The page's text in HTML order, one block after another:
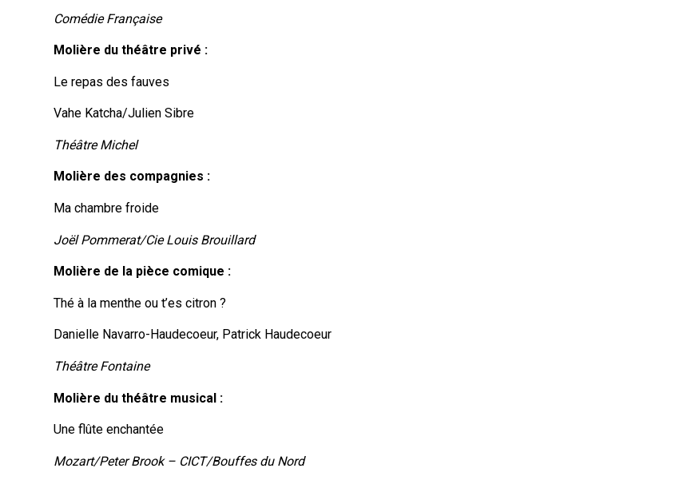
Comédie Française
Molière du théâtre privé :
Le repas des fauves
Vahe Katcha/Julien Sibre
Théâtre Michel
Molière des compagnies :
Ma chambre froide
Joël Pommerat/Cie Louis Brouillard
Molière de la pièce comique :
Thé à la menthe ou t’es citron ?
Danielle Navarro-Haudecoeur, Patrick Haudecoeur
Théâtre Fontaine
Molière du théâtre musical :
Une flûte enchantée
Mozart/Peter Brook – CICT/Bouffes du Nord